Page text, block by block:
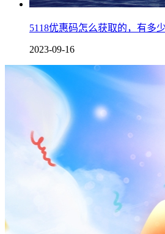
5118优惠码怎么获取的，有多
2023-09-16